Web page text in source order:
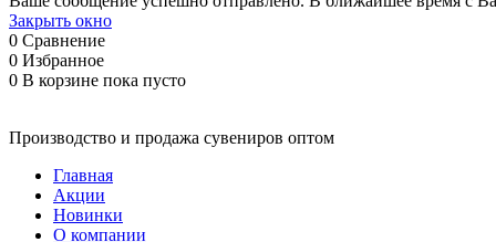
Закрыть окно
0 Сравнение
0 Избранное
0 В корзине пока пусто
Производство и продажа сувениров оптом
Главная
Акции
Новинки
О компании